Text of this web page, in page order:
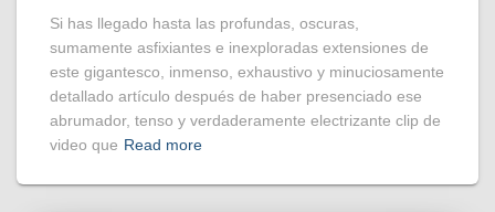
Si has llegado hasta las profundas, oscuras,
sumamente asfixiantes e inexploradas extensiones de
este gigantesco, inmenso, exhaustivo y minuciosamente
detallado artículo después de haber presenciado ese
abrumador, tenso y verdaderamente electrizante clip de
video que Read more